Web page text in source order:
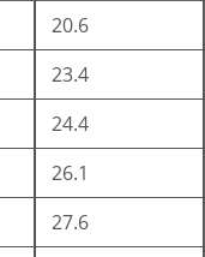
20.6
23.4
24.4
26.1
27.6